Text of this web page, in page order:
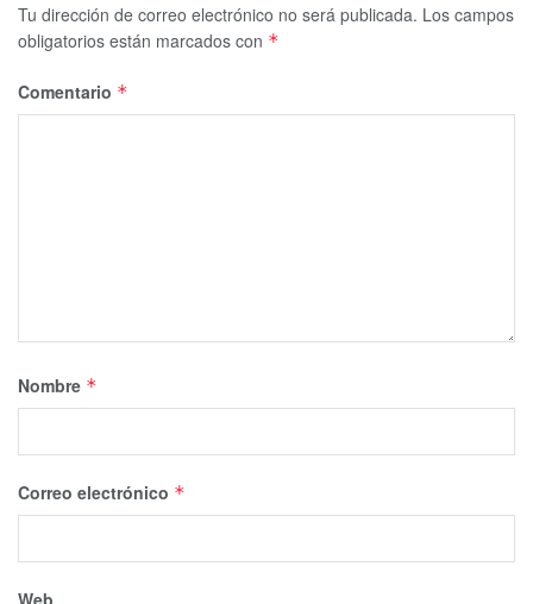
Tu dirección de correo electrónico no será publicada. Los campos
obligatorios están marcados con *
Comentario *
Nombre *
Correo electrónico *
Web